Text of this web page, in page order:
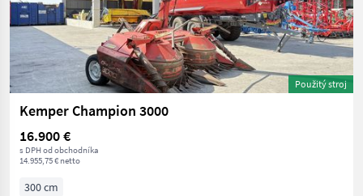
Použitý stroj
Kemper Champion 3000
16.900 €
s DPH od obchodníka
14.955,75 € netto
300 cm